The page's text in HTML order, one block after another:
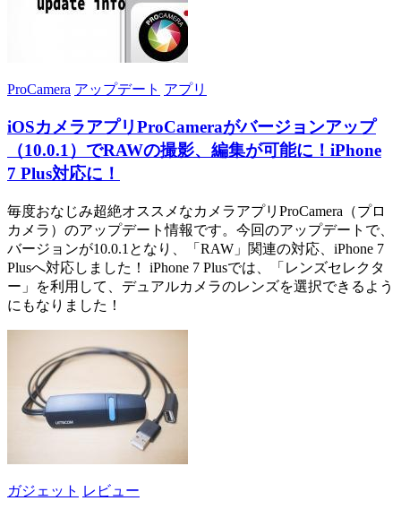
ProCamera アップデート アプリ
iOSカメラアプリProCameraがバージョンアップ
（10.0.1）でRAWの撮影、編集が可能に！iPhone
7 Plus対応に！
毎度おなじみ超絶オススメなカメラアプリProCamera（プロ
カメラ）のアップデート情報です。今回のアップデートで、
バージョンが10.0.1となり、「RAW」関連の対応、iPhone 7
Plusへ対応しました！ iPhone 7 Plusでは、「レンズセレクタ
ー」を利用して、デュアルカメラのレンズを選択できるよう
にもなりました！
ガジェット レビュー